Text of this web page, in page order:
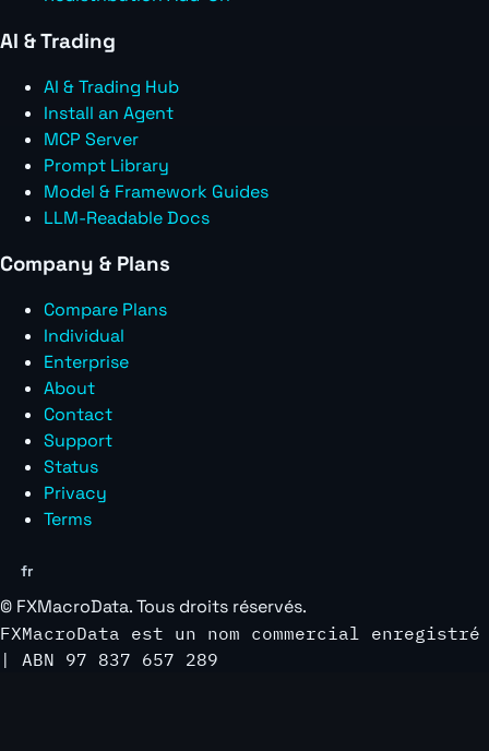
AI & Trading
AI & Trading Hub
Install an Agent
MCP Server
Prompt Library
Model & Framework Guides
LLM-Readable Docs
Company & Plans
Compare Plans
Individual
Enterprise
About
Contact
Support
Status
Privacy
Terms
fr
© FXMacroData. Tous droits réservés.
FXMacroData est un nom commercial enregistré
| ABN 97 837 657 289